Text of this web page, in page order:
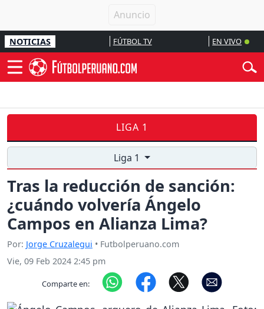
NOTICIAS FÚTBOL TV EN VIVO
LIGA 1
Liga 1
Tras la reducción de sanción:
¿cuándo volvería Ángelo
Campos en Alianza Lima?
Por: Jorge Cruzalegui • Futbolperuano.com
Vie, 09 Feb 2024 2:45 pm
Comparte en: